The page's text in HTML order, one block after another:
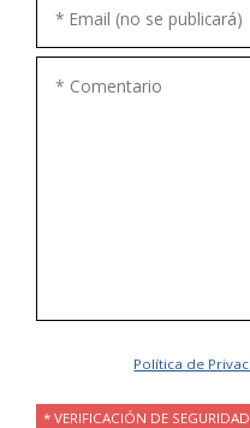
Política de
* VERIFICACIÓN DE